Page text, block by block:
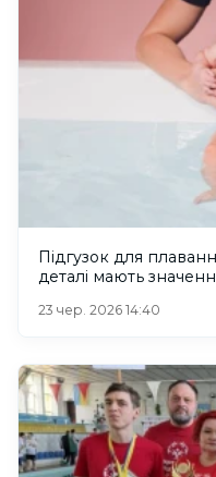
Підгузок для
деталі мають
23 чер. 2026 14:40